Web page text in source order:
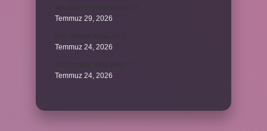
Temmuz 29, 2026
Temmuz 24, 2026
Temmuz 24, 2026